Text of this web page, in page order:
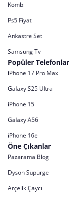
Kombi
Ps5 Fiyat
Ankastre Set
Samsung Tv
Popüler Telefonlar
iPhone 17 Pro Max
Galaxy S25 Ultra
iPhone 15
Galaxy A56
iPhone 16e
Öne Çıkanlar
Pazarama Blog
Dyson Süpürge
Arçelik Çaycı